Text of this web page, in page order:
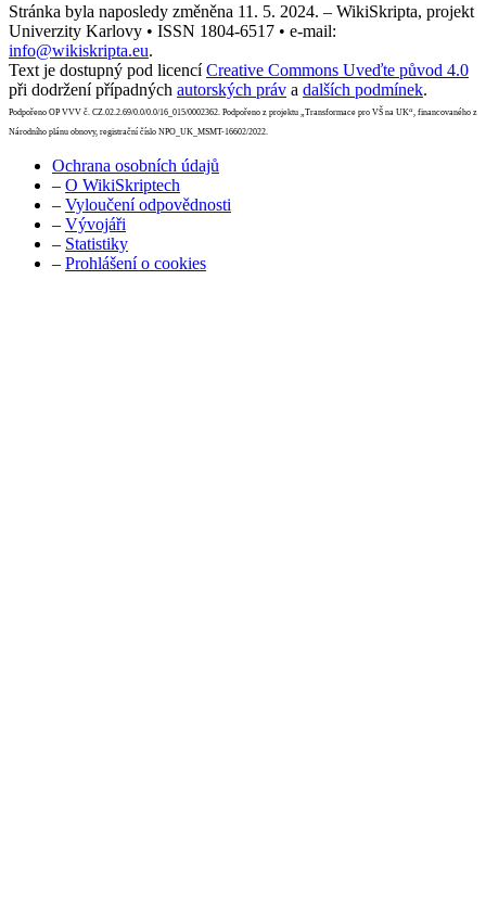
Stránka byla naposledy změněna 11. 5. 2024. – WikiSkripta, projekt
Univerzity Karlovy • ISSN 1804-6517 • e-mail:
info@wikiskripta.eu.
Text je dostupný pod licencíCreative Commons Uveďte původ 4.0
při dodržení případných autorských práv a dalších podmínek.
Podpořeno OP VVV č. CZ.02.2.69/0.0/0.0/16_015/0002362. Podpořeno z projektu „Transformace pro VŠ na UK“, financovaného z
Národního plánu obnovy, registrační číslo NPO_UK_MSMT-16602/2022.
Ochrana osobních údajů
– O WikiSkriptech
– Vyloučení odpovědnosti
– Vývojáři
– Statistiky
– Prohlášení o cookies